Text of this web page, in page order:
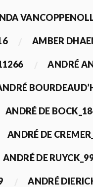
AMBER
ANDRÉ
ANDRÉ DE
ANDRÉ DE
ANDRÉ DE
ANDRÉ